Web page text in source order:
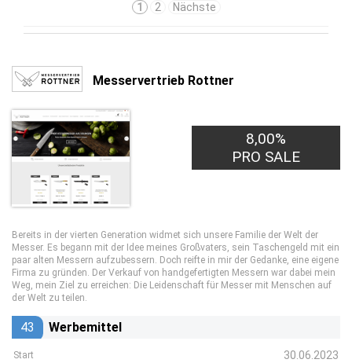
1 2 Nächste
Messervertrieb Rottner
8,00%
PRO SALE
Bereits in der vierten Generation widmet sich unsere Familie der Welt der
Messer. Es begann mit der Idee meines Großvaters, sein Taschengeld mit ein
paar alten Messern aufzubessern. Doch reifte in mir der Gedanke, eine eigene
Firma zu gründen. Der Verkauf von handgefertigten Messern war dabei mein
Weg, mein Ziel zu erreichen: Die Leidenschaft für Messer mit Menschen auf
der Welt zu teilen.
43 Werbemittel
Start 30.06.2023